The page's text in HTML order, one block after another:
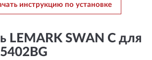
инструкцию по установке
LEMARK SWAN C для